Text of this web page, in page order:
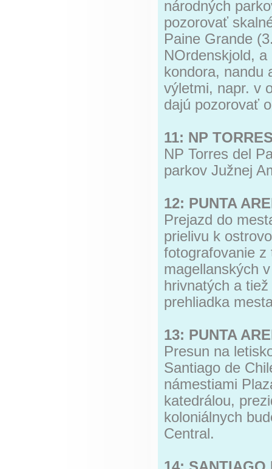
národných
pozorovať
Paine Grande
NOrdenskjold,
kondora, nandu
výletmi, napr. v
dajú pozorovať
11: NP
NP Torres del
parkov Južnej
12: PUNTA
Prejazd do
prielivu k
fotografovanie z
magellanských
hrivnatých a
prehliadka
13: PUNTA
Presun na
Santiago de
námestiami
katedrálou,
koloniálnych
Central.